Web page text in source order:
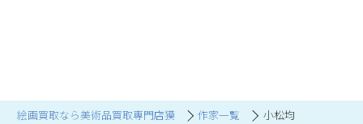
絵画買取なら美術品買取専門店獏 作家一覧 小松均